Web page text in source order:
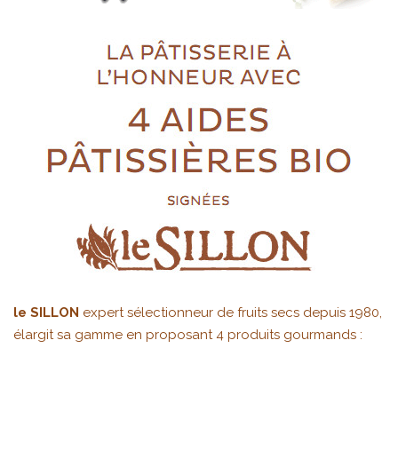
le SILLON expert sélectionneur de fruits secs depuis 1980,
élargit sa gamme en proposant 4 produits gourmands :